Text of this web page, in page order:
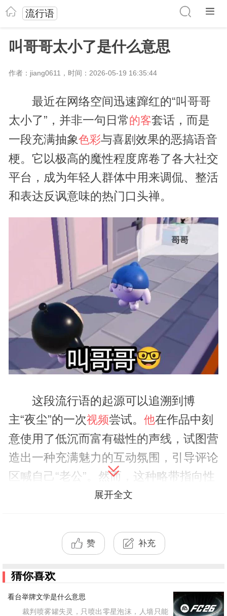
流行语
叫哥哥太小了是什么意思
作者：jiang0611，时间：2026-05-19 16:35:44
最近在网络空间迅速蹿红的“叫哥哥
太小了”，并非一句日常的客套话，而是
一段充满抽象色彩与喜剧效果的恶搞语音
梗。它以极高的魔性程度席卷了各大社交
平台，成为年轻人群体中用来调侃、整活
和表达反讽意味的热门口头禅。
这段流行语的起源可以追溯到博
主“夜尘”的一次视频尝试。 他在作品中刻
意使用了低沉而富有磁性的声线，试图营
造出一种充满魅力的互动氛围，引导评论
区喊自己“老公”。然而，这种略带指向性
且稍显刻意的表达，在当下的互联网审美
不少围观。真正让其
爆发的转折点
一位名叫“灰色”的网友在评论区发起的抽
象模仿。他以一种更加夸张、甚至连气息
都不稳的气泡音重新演绎了这段话，这段
模仿的末尾拖出了一段超长且漏气的“水
展开全文
赞 补充
猜你喜欢
看台举牌文学是什么意思
裁判喷雾罐失灵，只喷出零星泡沫，人墙只能